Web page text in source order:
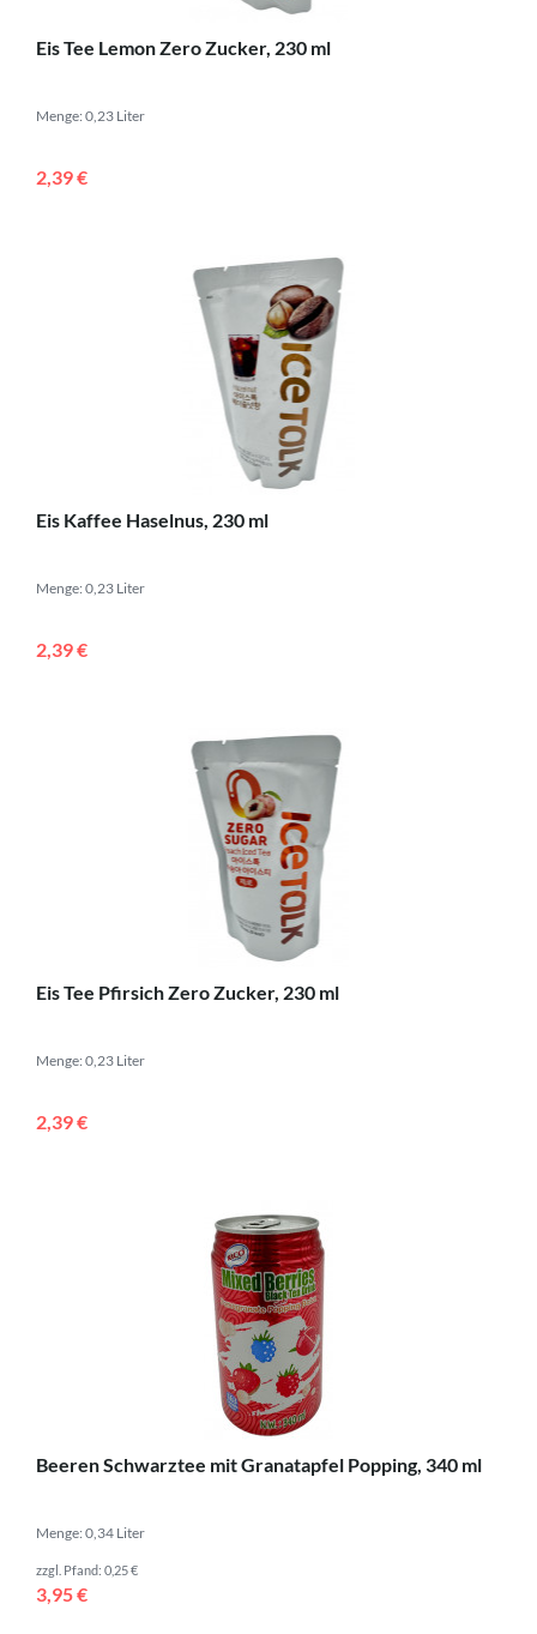
Eis Tee Lemon Zero Zucker, 230 ml
Menge: 0,23 Liter
2,39 €
Eis Kaffee Haselnus, 230 ml
Menge: 0,23 Liter
2,39 €
Eis Tee Pfirsich Zero Zucker, 230 ml
Menge: 0,23 Liter
2,39 €
Beeren Schwarztee mit Granatapfel Popping, 340 ml
Menge: 0,34 Liter
zzgl. Pfand: 0,25 €
3,95 €